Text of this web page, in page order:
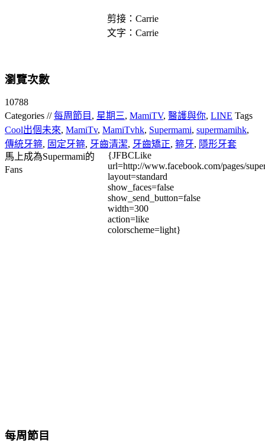
剪接：Carrie
文字：Carrie
瀏覽次數
10788
Categories //每周節目 , 星期三, MamiTV, 醫護與你, LINE Tags
Cool出個未來, MamiTv, MamiTvhk, Supermami, supermamihk,
傳統牙箍, 固定牙箍, 牙齒清潔, 牙齒矯正, 箍牙, 隱形牙套
馬上成為Supermami的
Fans
{JFBCLike
url=http://www.facebook.com/pages/
layout=standard
show_faces=false
show_send_button=false
width=300
action=like
colorscheme=light}
每周節目